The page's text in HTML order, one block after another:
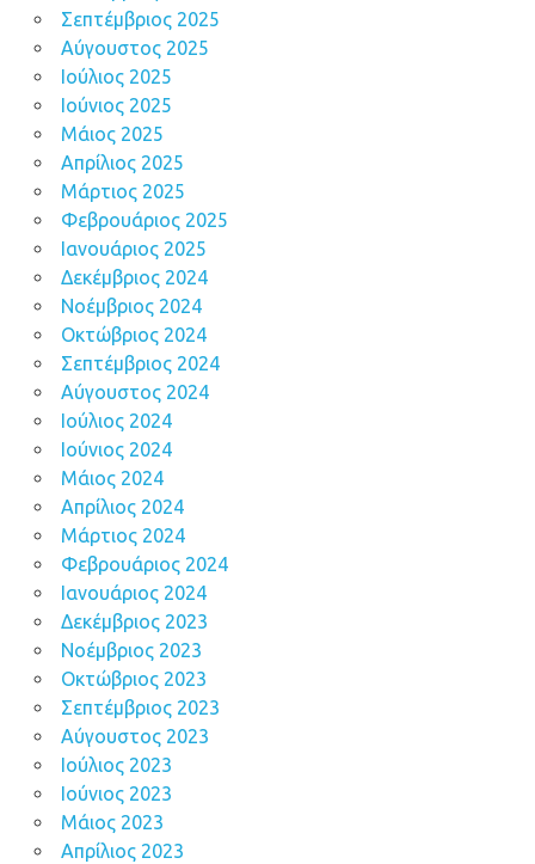
Σεπτέμβριος 2025
Αύγουστος 2025
Ιούλιος 2025
Ιούνιος 2025
Μάιος 2025
Απρίλιος 2025
Μάρτιος 2025
Φεβρουάριος 2025
Ιανουάριος 2025
Δεκέμβριος 2024
Νοέμβριος 2024
Οκτώβριος 2024
Σεπτέμβριος 2024
Αύγουστος 2024
Ιούλιος 2024
Ιούνιος 2024
Μάιος 2024
Απρίλιος 2024
Μάρτιος 2024
Φεβρουάριος 2024
Ιανουάριος 2024
Δεκέμβριος 2023
Νοέμβριος 2023
Οκτώβριος 2023
Σεπτέμβριος 2023
Αύγουστος 2023
Ιούλιος 2023
Ιούνιος 2023
Μάιος 2023
Απρίλιος 2023